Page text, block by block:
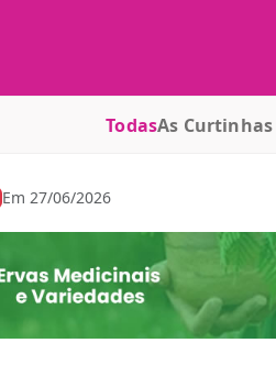
TodasAs Curtinhas
Em 27/06/2026